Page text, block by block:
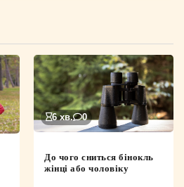
6 хв. 0
До чого сниться бінокль
жінці або чоловіку